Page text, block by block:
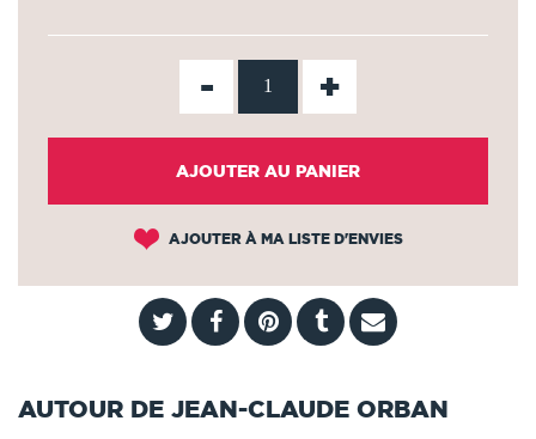
- +
AJOUTER AU PANIER
AJOUTER À MA LISTE D'ENVIES
AUTOUR DE JEAN-CLAUDE ORBAN